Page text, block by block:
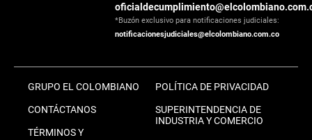
*Buzón exclusivo para notificaciones judiciales:
notificacionesjudiciales@elcolombiano.com.co
GRUPO EL COLOMBIANO
CONTÁCTANOS
TÉRMINOS Y
POLÍTICA DE PRIVACIDAD
SUPERINTENDENCIA DE
INDUSTRIA Y COMERCIO